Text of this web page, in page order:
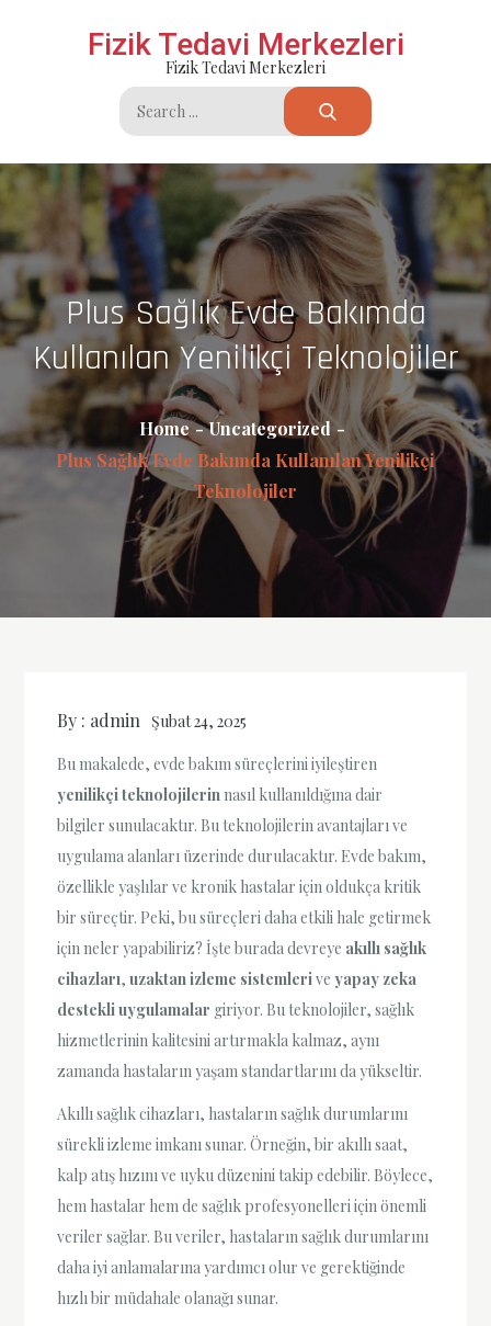
Fizik Tedavi Merkezleri
Fizik Tedavi Merkezleri
Search
for:
Plus Sağlık Evde Bakımda
Kullanılan Yenilikçi Teknolojiler
Home
Uncategorized
Plus Sağlık Evde Bakımda Kullanılan Yenilikçi
Teknolojiler
By : admin Şubat 24, 2025
Bu makalede, evde bakım süreçlerini iyileştiren
yenilikçi teknolojilerinnasıl kullanıldığına dair
bilgiler sunulacaktır. Bu teknolojilerin avantajları ve
uygulama alanları üzerinde durulacaktır. Evde bakım,
özellikle yaşlılar ve kronik hastalar için oldukça kritik
bir süreçtir. Peki, bu süreçleri daha etkili hale getirmek
için neler yapabiliriz? İşte burada devreye akıllı sağlık
cihazları,uzaktan izleme sistemleriveyapay zeka
destekli uygulamalar giriyor. Bu teknolojiler, sağlık
hizmetlerinin kalitesini artırmakla kalmaz, aynı
zamanda hastaların yaşam standartlarını da yükseltir.
Akıllı sağlık cihazları, hastaların sağlık durumlarını
sürekli izleme imkanı sunar. Örneğin, bir akıllı saat,
kalp atış hızını ve uyku düzenini takip edebilir. Böylece,
hem hastalar hem de sağlık profesyonelleri için önemli
veriler sağlar. Bu veriler, hastaların sağlık durumlarını
daha iyi anlamalarına yardımcı olur ve gerektiğinde
hızlı bir müdahale olanağı sunar.